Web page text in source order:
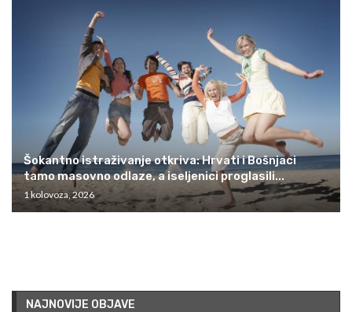
Šokantno istraživanje otkriva: Hrvati i Bošnjaci
tamo masovno odlaze, a iseljenici proglasili...
1 kolovoza, 2026
NAJNOVIJE OBJAVE